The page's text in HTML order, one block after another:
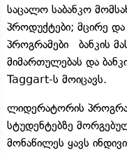
საცალო საბანკო
პროდუქტები; მცირე
პროგრამები ბანკის
მიმართულებას და
Taggart-ს მოიცავს.
ლიდერატორის
სტუდენტებზე
მონაწილეს ყავს